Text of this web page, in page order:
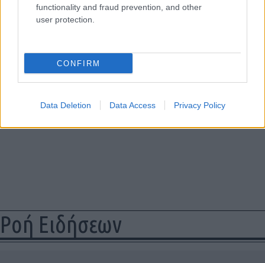
functionality and fraud prevention, and other
user protection.
CONFIRM
Data Deletion Data Access Privacy Policy
Ροή Ειδήσεων